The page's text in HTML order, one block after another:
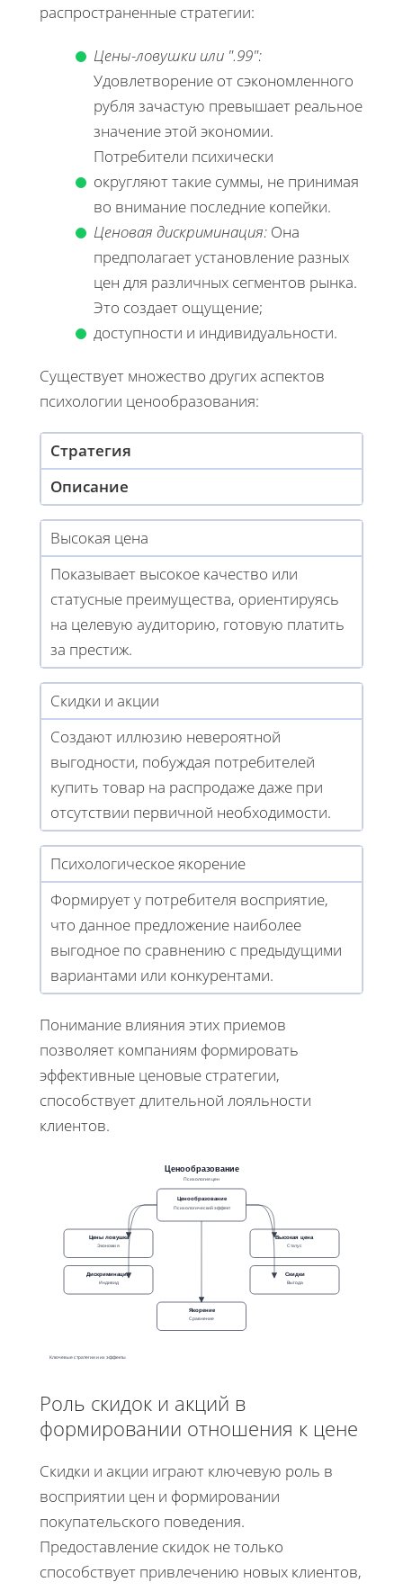
распространенные стратегии:
Цены-ловушки или ".99":
Удовлетворение от сэкономленного
рубля зачастую превышает реальное
значение этой экономии.
Потребители психически
округляют такие суммы, не принимая
во внимание последние копейки.
Ценовая дискриминация: Она
предполагает установление разных
цен для различных сегментов рынка.
Это создает ощущение;
доступности и индивидуальности.
Существует множество других аспектов
психологии ценообразования:
Стратегия
Описание
Высокая цена
Показывает высокое качество или
статусные преимущества, ориентируясь
на целевую аудиторию, готовую платить
за престиж.
Скидки и акции
Создают иллюзию невероятной
выгодности, побуждая потребителей
купить товар на распродаже даже при
отсутствии первичной необходимости.
Психологическое якорение
Формирует у потребителя восприятие,
что данное предложение наиболее
выгодное по сравнению с предыдущими
вариантами или конкурентами.
Понимание влияния этих приемов
позволяет компаниям формировать
эффективные ценовые стратегии,
способствует длительной лояльности
клиентов.
Ценообразование
Психология цен
Ценообразование
Психологический эффект
Цены ловушка
Экономия
Дискриминация
Индивид
Высокая цена
Статус
Скидки
Выгода
Якорение
Сравнение
Ключевые стратегии и их эффекты
Роль скидок и акций в
формировании отношения к цене
Скидки и акции играют ключевую роль в
восприятии цен и формировании
покупательского поведения.
Предоставление скидок не только
способствует привлечению новых клиентов,